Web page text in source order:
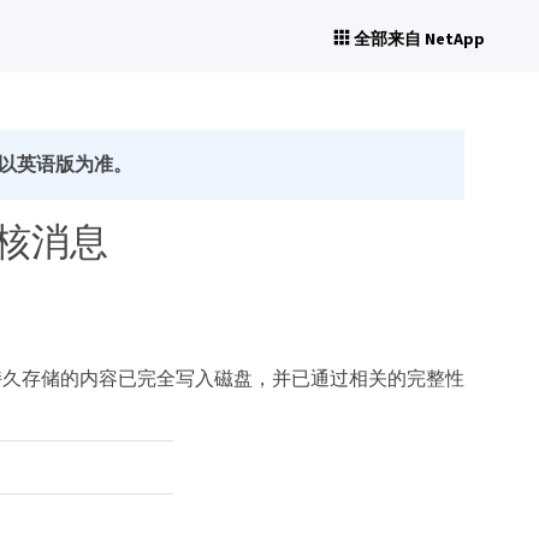
全部来自 NetApp
英语版为准。
消息
存储的内容已完全写入磁盘，并已通过相关的完整性